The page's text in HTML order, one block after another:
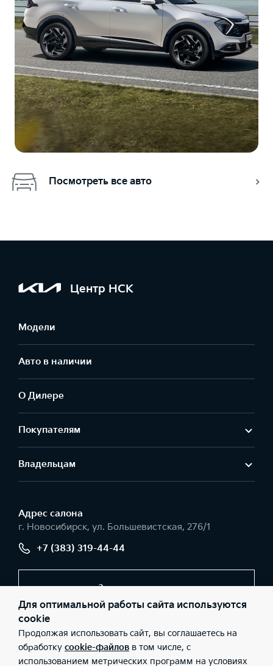
Посмотреть все авто
Центр НСК
Модели
Авто в наличии
О Дилере
Покупателям
Владельцам
Адрес салонa
г. Новосибирск, ул. Большевистская, 276/1
+7 (383) 319-44-44
Заказать звонок
© 2026 Юридические лица ООО «Центр НСК» (Фактический
адрес: г. Новосибирск, ул. Большевистская, 276/1; Телефон: +7
(383) 319-44-44; ИНН: 6324066517; ОГРН: 1156313073949), ООО
«Киа Россия и СНГ» (Фактический адрес: г.Москва, Валовая 26;
Для оптимальной работы сайта используются
cookie
Продолжая использовать сайт, вы соглашаетесь на
обработку cookie-файлов в том числе, с
использованием метрических программ на условиях